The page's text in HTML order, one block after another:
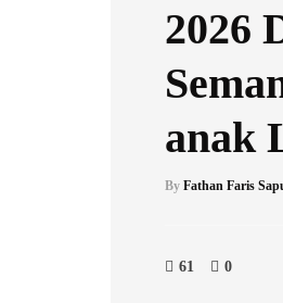
2026
anak
By Fathan Faris
61 0